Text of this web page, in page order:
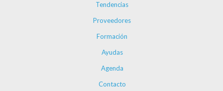
Tendencias
Proveedores
Formación
Ayudas
Agenda
Contacto